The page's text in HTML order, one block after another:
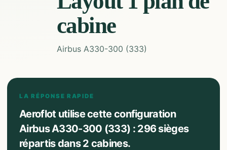
cabine
Airbus A330-300 (333)
LA RÉPONSE RAPIDE
Aeroflot utilise cette configuration
Airbus A330-300 (333) : 296 sièges
répartis dans 2 cabines.